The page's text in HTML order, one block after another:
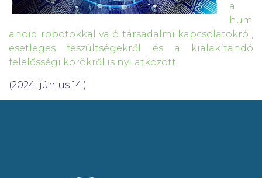
a
hum
anoid robotokkal való társadalmi kapcsolatokról,
esetleges feszültségekről és a kialakítandó
felelősségi körökről is nyilatkozott.
(2024. június 14.)